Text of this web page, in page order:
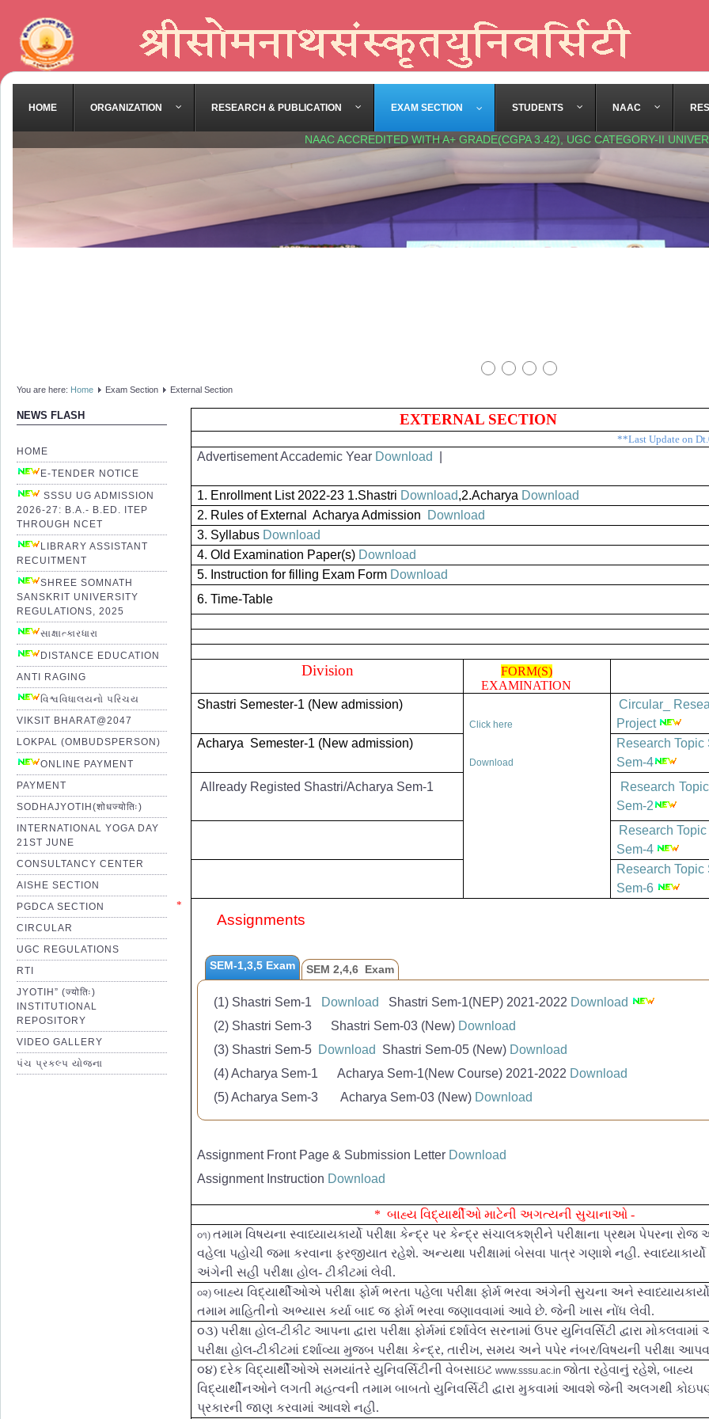
HOME ORGANIZATION RESEARCH & PUBLICATION EXAM SECTION STUDENTS NAAC
NAAC ACCREDITED WITH A+ GRADE(CGPA 3.42), UGC CATEGORY-II
You are here: Home Exam Section External Section
NEWS FLASH
HOME
E-TENDER NOTICE
SSSU UG ADMISSION
2026-27: B.A.- B.ED. ITEP
THROUGH NCET
LIBRARY ASSISTANT
RECUITMENT
SHREE SOMNATH
SANSKRIT UNIVERSITY
REGULATIONS, 2025
સાક્ષાત્કારધારા
DISTANCE EDUCATION
ANTI RAGING
વિશ્વવિધાલયનો પરિચય
VIKSIT BHARAT@2047
LOKPAL (OMBUDSPERSON)
ONLINE PAYMENT
PAYMENT
SODHAJYOTIH(शोधज्योतिः)
INTERNATIONAL YOGA DAY
21ST JUNE
CONSULTANCY CENTER
AISHE SECTION
PGDCA SECTION
CIRCULAR
UGC REGULATIONS
RTI
JYOTIH” (ज्योतिः)
INSTITUTIONAL
REPOSITORY
VIDEO GALLERY
પંચ પ્રકલ્પ યોજના
EXTERNAL SECTION
**Last Update on
Advertisement Accademic Year Download
1. Enrollment List 2022-23 1.Shastri Download,2.Acharya Download
2. Rules of External Acharya Admission
Download
3. Syllabus Download
4. Old Examination Paper(s) Download
5. Instruction for filling Exam Form Download
6. Time-Table
Division
FORM(S)
EXAMINATION
Shastri Semester-1 (New admission)
Click here
Download
Circular_
Project
Acharya Semester-1 (Newadmission)
Research Topic
Sem-4
Allready Registed Shastri/Acharya Sem-1
Research
Sem-2
Research
Sem-4
Research Topic
Sem-6
*
Assignments
SEM-1,3,5 Exam SEM 2,4,6 Exam
(1) Shastri Sem-1 Download Shastri Sem-1(NEP) 2021-2022 Download
(2) Shastri Sem-3
Shastri Sem-03 (New) Download
(3) Shastri Sem-5 Download Shastri Sem-05 (New) Download
(4) Acharya Sem-1Acharya Sem-1(New Course) 2021-2022 Download
(5) Acharya Sem-3 Acharya Sem-03 (New) Download
(1) Shastri Sem-2 Download (NEP)2021-2022Download
(2) Shastri Sem-4 (New Course) 2021-22Download
(3) Shastri Sem-6 Download
(4)AcharyaSem-02 (New Course)2021-2022Download
(5) Acharya Sem-4 (New Course) 2021-22Download
Assignment Front Page & Submission Letter Download
Assignment Instruction Download
*બાહ્ય વિદ્યાર્થીઓ માટેની અગત્યની સુચાનાઓ -
૦૧)તમામ વિષયના સ્વાધ્યાયકાર્યો પરીક્ષા કેન્દ્ર પર કેન્દ્ર સંચાલકશ્રીને પરીક્ષાના પ્રથમ પેપરના
વહેલા પહોચી જમા કરવાના ફરજીયાત રહેશે. અન્યથા પરીક્ષામાં બેસવા પાત્ર ગણાશે નહી. સ્વાધ્યાકાર્યો
અંગેની સહી પરીક્ષા હોલ- ટીકીટમાં લેવી.
૦૨)બાહ્ય વિદ્યાર્થીઓએ પરીક્ષા ફોર્મ ભરતા પહેલા પરીક્ષા ફોર્મ ભરવા અંગેની સુચના અને
તમામ માહિતીનો અભ્યાસ કર્યા બાદ જ ફોર્મ ભરવા જણાવવામાં આવે છે. જેની ખાસ નોંધ લેવી.
૦૩) પરીક્ષા હોલ-ટીકીટ આપના દ્વારા પરીક્ષા ફોર્મમાં દર્શાવેલ સરનામાં ઉપર યુનિવર્સિટી દ્વારા
પરીક્ષા હોલ-ટીકીટમાં દર્શાવ્યા મુજબ પરીક્ષા કેન્દ્ર,તારીખ,સમય અને પપેર નંબર/વિષયની પરીક્ષા
૦૪) દરેક વિદ્યાર્થીઓએ સમયાંતરે યુનિવર્સિટીની વેબસાઇટwww.sssu.ac.in જોતા રહેવાનું રહેશે,બાહ્ય
વિદ્યાર્થીનઓને લગતી મહત્વની તમામ બાબતો યુનિવર્સિટી દ્વારા મુકવામાં આવશે જેની અલગથી
પ્રકારની જાણ કરવામાં આવશે નહી.